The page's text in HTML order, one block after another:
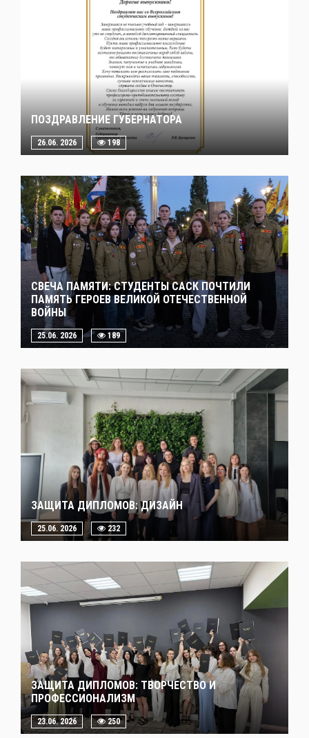
ПОЗДРАВЛЕНИЕ ГУБЕРНАТОРА
26.06. 2026 198
СВЕЧА ПАМЯТИ: СТУДЕНТЫ САСК ПОЧТИЛИ
ПАМЯТЬ ГЕРОЕВ ВЕЛИКОЙ ОТЕЧЕСТВЕННОЙ
ВОЙНЫ
25.06. 2026 189
ЗАЩИТА ДИПЛОМОВ: ДИЗАЙН
25.06. 2026 232
ЗАЩИТА ДИПЛОМОВ: ТВОРЧЕСТВО И
ПРОФЕССИОНАЛИЗМ
23.06. 2026 250